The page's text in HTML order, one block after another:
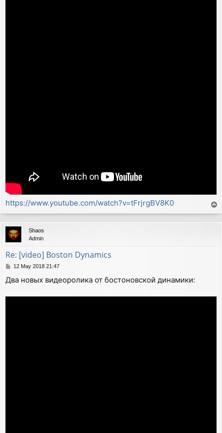
https://www.youtube.com/watch?v=tFrjrgBV8K0
o
p
Shaos
Admin
Re: [video] Boston Dynamics
P
s
12 May 2018 21:47
Два новых видеоролика от бостоновской динамики: